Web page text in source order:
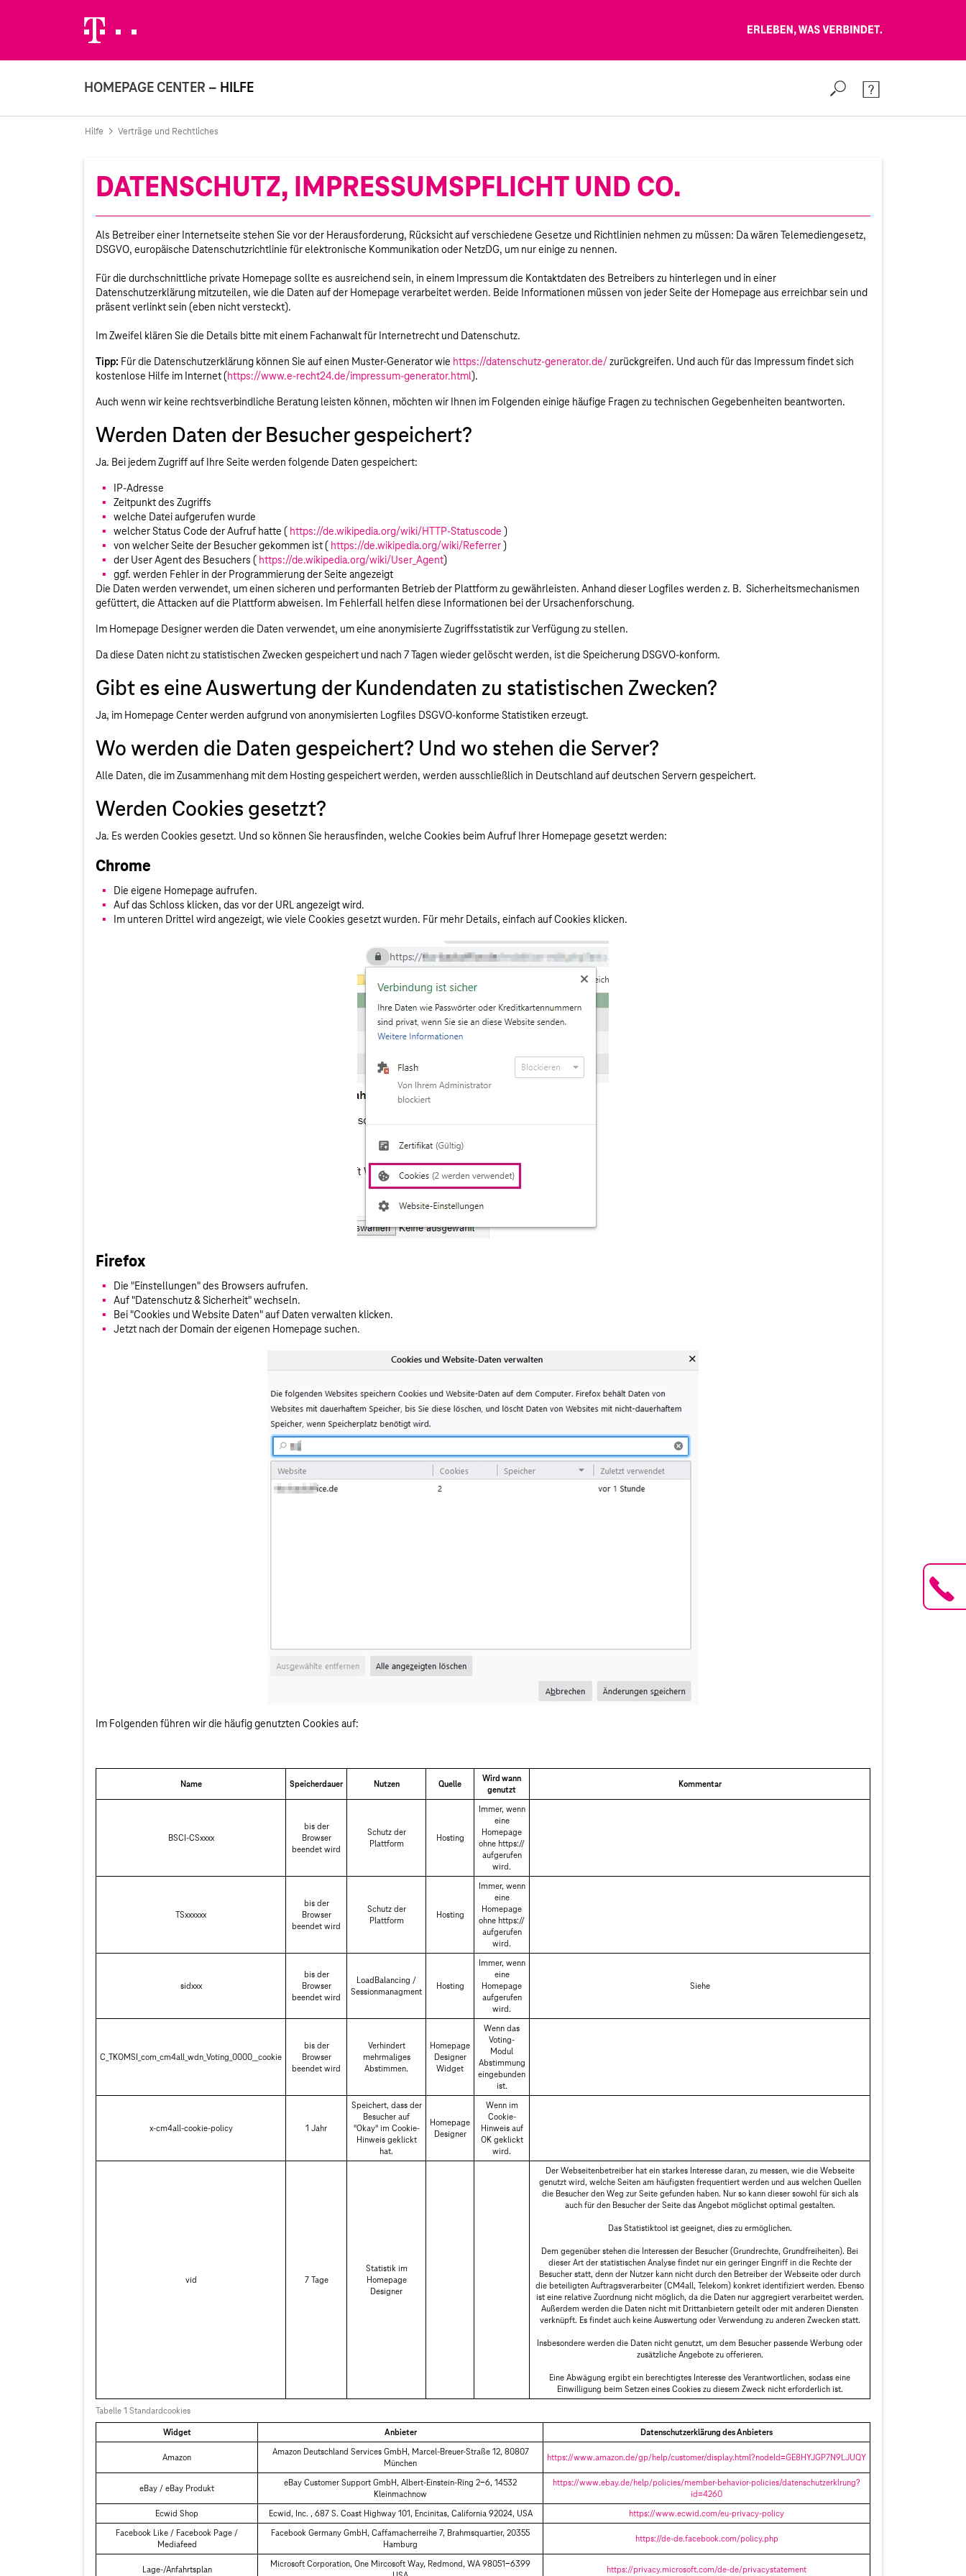
HOMEPAGE CENTER – HILFE Suche Kontakt & Hilfe
Hilfe Verträge und Rechtliches
DATENSCHUTZ, IMPRESSUMSPFLICHT UND CO.
Als Betreiber einer Internetseite stehen Sie vor der Herausforderung, Rücksicht auf verschiedene Gesetze und Richtlinien nehmen zu müssen: Da wären Telemediengesetz,
DSGVO, europäische Datenschutzrichtlinie für elektronische Kommunikation oder NetzDG, um nur einige zu nennen.
Für die durchschnittliche private Homepage sollte es ausreichend sein, in einem Impressum die Kontaktdaten des Betreibers zu hinterlegen und in einer
Datenschutzerklärung mitzuteilen, wie die Daten auf der Homepage verarbeitet werden. Beide Informationen müssen von jeder Seite der Homepage aus erreichbar sein und
präsent verlinkt sein (eben nicht versteckt).
Im Zweifel klären Sie die Details bitte mit einem Fachanwalt für Internetrecht und Datenschutz.
Tipp: Für die Datenschutzerklärung können Sie auf einen Muster-Generator wie https://datenschutz-generator.de/zurückgreifen. Und auch für das Impressum findet sich
kostenlose Hilfe im Internet (https://www.e-recht24.de/impressum-generator.html).
Auch wenn wir keine rechtsverbindliche Beratung leisten können, möchten wir Ihnen im Folgenden einige häufige Fragen zu technischen Gegebenheiten beantworten.
Werden Daten der Besucher gespeichert?
Ja. Bei jedem Zugriff auf Ihre Seite werden folgende Daten gespeichert:
IP-Adresse
Zeitpunkt des Zugriffs
welche Datei aufgerufen wurde
welcher Status Code der Aufruf hatte ( https://de.wikipedia.org/wiki/HTTP-Statuscode )
von welcher Seite der Besucher gekommen ist ( https://de.wikipedia.org/wiki/Referrer)
der User Agent des Besuchers ( https://de.wikipedia.org/wiki/User_Agent)
ggf. werden Fehler in der Programmierung der Seite angezeigt
Die Daten werden verwendet, um einen sicheren und performanten Betrieb der Plattform zu gewährleisten. Anhand dieser Logfiles werden z. B. Sicherheitsmechanismen
gefüttert, die Attacken auf die Plattform abweisen. Im Fehlerfall helfen diese Informationen bei der Ursachenforschung.
Im Homepage Designer werden die Daten verwendet, um eine anonymisierte Zugriffsstatistik zur Verfügung zu stellen.
Da diese Daten nicht zu statistischen Zwecken gespeichert und nach 7 Tagen wieder gelöscht werden, ist die Speicherung DSGVO-konform.
Gibt es eine Auswertung der Kundendaten zu statistischen Zwecken?
Ja, im Homepage Center werden aufgrund von anonymisierten Logfiles DSGVO-konforme Statistiken erzeugt.
Wo werden die Daten gespeichert? Und wo stehen die Server?
Alle Daten, die im Zusammenhang mit dem Hosting gespeichert werden, werden ausschließlich in Deutschland auf deutschen Servern gespeichert.
Werden Cookies gesetzt?
Ja. Es werden Cookies gesetzt. Und so können Sie herausfinden, welche Cookies beim Aufruf Ihrer Homepage gesetzt werden:
Chrome
Die eigene Homepage aufrufen.
Auf das Schloss klicken, das vor der URL angezeigt wird.
Im unteren Drittel wird angezeigt, wie viele Cookies gesetzt wurden. Für mehr Details, einfach auf Cookies klicken.
Firefox
Die "Einstellungen" des Browsers aufrufen.
Auf "Datenschutz & Sicherheit" wechseln.
Bei "Cookies und Website Daten" auf Daten verwalten klicken.
Jetzt nach der Domain der eigenen Homepage suchen.
Im Folgenden führen wir die häufig genutzten Cookies auf:
Tabelle 1 Standardcookies
Name Speicherdauer Nutzen Quelle
Wird wann
genutzt
Kommentar
BSCI-CSxxxx
bis der
Browser
beendet wird
Schutz der
Plattform
Hosting
Immer, wenn
eine
Homepage
ohne https://
aufgerufen
wird.
TSxxxxxx
bis der
Browser
beendet wird
Schutz der
Plattform
Hosting
Immer, wenn
eine
Homepage
ohne https://
aufgerufen
wird.
sidxxx
bis der
Browser
beendet wird
LoadBalancing /
Sessionmanagment
Hosting
Immer, wenn
eine
Homepage
aufgerufen
wird.
Siehe
C_TKOMSI_com_cm4all_wdn_Voting_0000__cookie
bis der
Browser
beendet wird
Verhindert
mehrmaliges
Abstimmen.
Homepage
Designer
Widget
Wenn das
Voting-
Modul
Abstimmung
eingebunden
ist.
x-cm4all-cookie-policy 1 Jahr
Speichert, dass der
Besucher auf
"Okay" im Cookie-
Hinweis geklickt
hat.
Homepage
Designer
Wenn im
Cookie-
Hinweis auf
OK geklickt
wird.
vid 7 Tage
Statistik im
Homepage
Designer
Der Webseitenbetreiber hat ein starkes Interesse daran, zu messen, wie die Webseite
genutzt wird, welche Seiten am häufigsten frequentiert werden und aus welchen Quellen
die Besucher den Weg zur Seite gefunden haben. Nur so kann dieser sowohl für sich als
auch für den Besucher der Seite das Angebot möglichst optimal gestalten.
Das Statistiktool ist geeignet, dies zu ermöglichen.
Dem gegenüber stehen die Interessen der Besucher (Grundrechte, Grundfreiheiten). Bei
dieser Art der statistischen Analyse findet nur ein geringer Eingriff in die Rechte der
Besucher statt, denn der Nutzer kann nicht durch den Betreiber der Webseite oder durch
die beteiligten Auftragsverarbeiter (CM4all, Telekom) konkret identifiziert werden. Ebenso
ist eine relative Zuordnung nicht möglich, da die Daten nur aggregiert verarbeitet werden.
Außerdem werden die Daten nicht mit Drittanbietern geteilt oder mit anderen Diensten
verknüpft. Es findet auch keine Auswertung oder Verwendung zu anderen Zwecken statt.
Insbesondere werden die Daten nicht genutzt, um dem Besucher passende Werbung oder
zusätzliche Angebote zu offerieren.
Eine Abwägung ergibt ein berechtigtes Interesse des Verantwortlichen, sodass eine
Einwilligung beim Setzen eines Cookies zu diesem Zweck nicht erforderlich ist.
Widget Anbieter Datenschutzerklärung des Anbieters
Amazon
Amazon Deutschland Services GmbH, Marcel-Breuer-Straße 12, 80807
München
https://www.amazon.de/gp/help/customer/display.html?nodeId=GE8HYJGP7N9LJUQY
eBay / eBay Produkt
eBay Customer Support GmbH, Albert-Einstein-Ring 2-6, 14532
Kleinmachnow
https://www.ebay.de/help/policies/member-behavior-policies/datenschutzerklrung?
id=4260
Ecwid Shop
Ecwid, Inc. , 687 S. Coast Highway 101, Encinitas, California 92024, USA
https://www.ecwid.com/eu-privacy-policy
Facebook Like / Facebook Page /
Mediafeed
Facebook Germany GmbH, Caffamacherreihe 7, Brahmsquartier, 20355
Hamburg
https://de-de.facebook.com/policy.php
Lage-/Anfahrtsplan
Microsoft Corporation, One Mircosoft Way, Redmond, WA 98051-6399
https://privacy.microsoft.com/de-de/privacystatement